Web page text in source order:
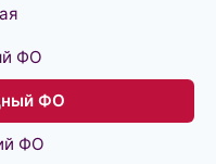
ФО
ФО
ФО